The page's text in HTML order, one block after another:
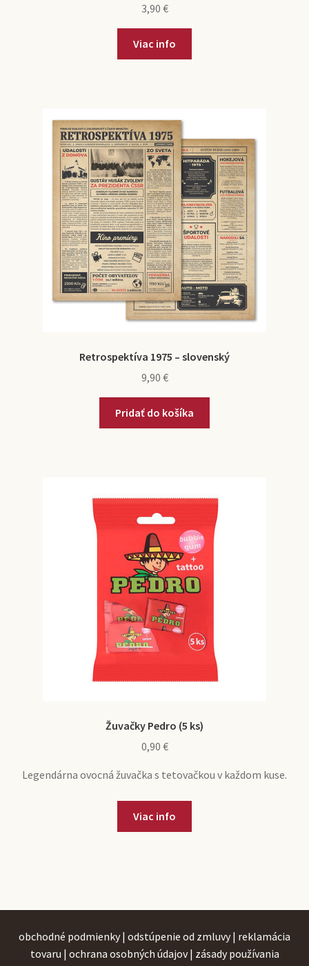
3,90 €
Viac info
Retrospektíva 1975 – slovenský
9,90 €
Pridať do košíka
Žuvačky Pedro (5 ks)
0,90 €
Legendárna ovocná žuvačka s tetovačkou v každom kuse.
Viac info
obchodné podmienky | odstúpenie od zmluvy | reklamácia
tovaru | ochrana osobných údajov | zásady používania